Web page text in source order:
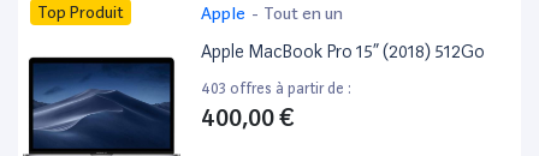
Top Produit Apple - Tout en un
Apple MacBook Pro 15” (2018) 512Go
403 offres à partir de :
400,00 €